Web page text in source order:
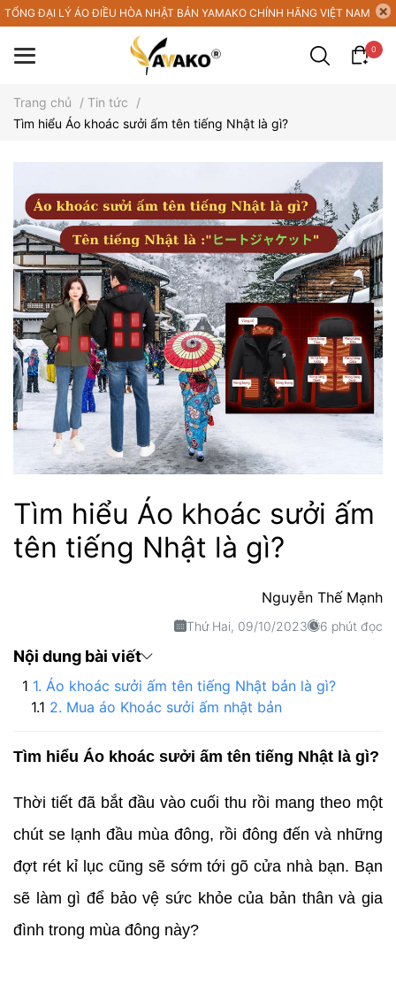
TỔNG ĐẠI LÝ ÁO ĐIỀU HÒA NHẬT BẢN YAMAKO CHÍNH HÃNG VIỆT NAM
0
Trang chủ / Tin tức
/
Tìm hiểu Áo khoác sưởi ấm tên tiếng Nhật là gì?
Tìm hiểu Áo khoác sưởi ấm
tên tiếng Nhật là gì?
Nguyễn Thế Mạnh
Thứ Hai, 09/10/2023 6 phút đọc
Nội dung bài viết
1. Áo khoác sưởi ấm tên tiếng Nhật bản là gì?
2. Mua áo Khoác sưởi ấm nhật bản
Tìm hiểu Áo khoác sưởi ấm tên tiếng Nhật là gì?
Thời tiết đã bắt đầu vào cuối thu rồi mang theo một
chút se lạnh đầu mùa đông, rồi đông đến và những
đợt rét kỉ lục cũng sẽ sớm tới gõ cửa nhà bạn. Bạn
sẽ làm gì để bảo vệ sức khỏe của bản thân và gia
đình trong mùa đông này?